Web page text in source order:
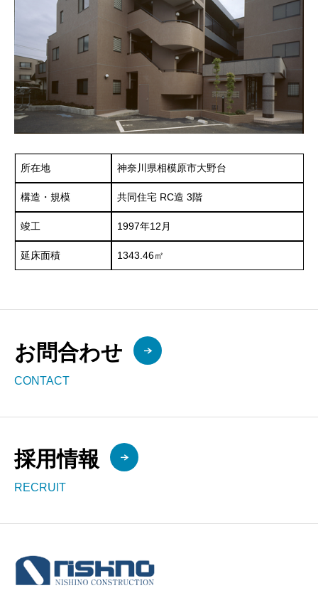
所在地 神奈川県相模原市大野台
構造・規模 共同住宅 RC造 3階
竣工 1997年12月
延床面積 1343.46㎡
お問合わせ
CONTACT
採用情報
RECRUIT